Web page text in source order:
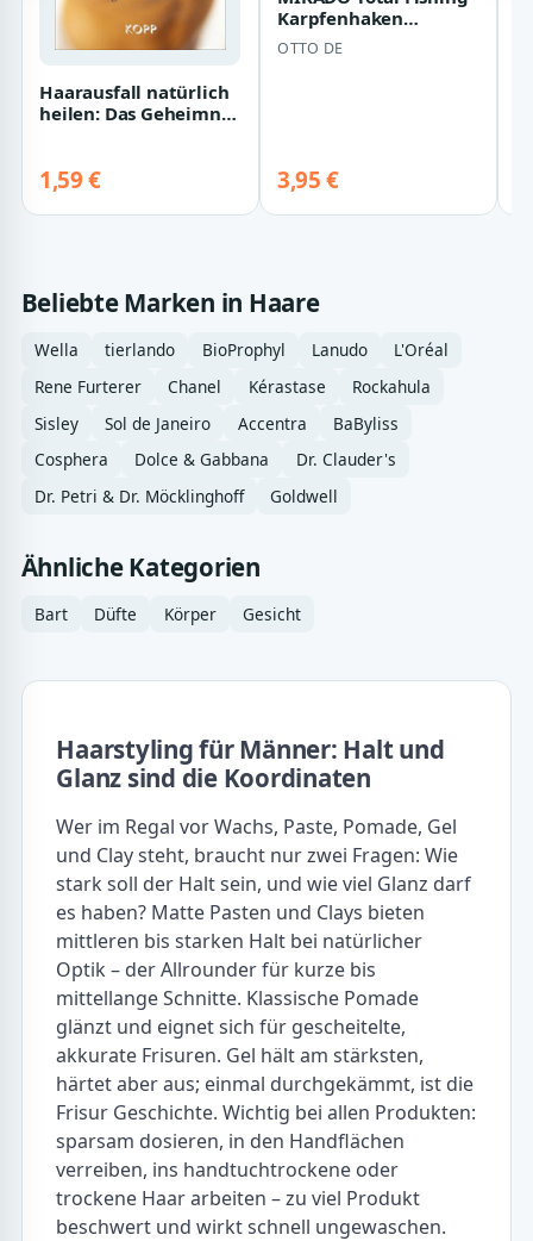
Haarausfall natürlich
heilen: Das Geheimnis
1,59 €
Karpfenhaken
KARPFEN RIG - ANTI-
BLOW OUT RIG 23cm…
OTTO DE
3,95 €
Beliebte Marken in Haare
Wella tierlando BioProphyl Lanudo
L'Oréal
Rene Furterer
Chanel Kérastase
Rockahula
Sisley
Sol de Janeiro Accentra
BaByliss
Cosphera
Dolce & Gabbana
Dr. Clauder's
Dr. Petri & Dr. Möcklinghoff
Goldwell
Ähnliche Kategorien
Bart Düfte Körper Gesicht
Haarstyling für Männer: Halt und
Glanz sind die Koordinaten
Wer im Regal vor Wachs, Paste, Pomade, Gel
und Clay steht, braucht nur zwei Fragen: Wie
stark soll der Halt sein, und wie viel Glanz darf
es haben? Matte Pasten und Clays bieten
mittleren bis starken Halt bei natürlicher
Optik – der Allrounder für kurze bis
mittellange Schnitte. Klassische Pomade
glänzt und eignet sich für gescheitelte,
akkurate Frisuren. Gel hält am stärksten,
härtet aber aus; einmal durchgekämmt, ist die
Frisur Geschichte. Wichtig bei allen Produkten:
sparsam dosieren, in den Handflächen
verreiben, ins handtuchtrockene oder
trockene Haar arbeiten – zu viel Produkt
beschwert und wirkt schnell ungewaschen.